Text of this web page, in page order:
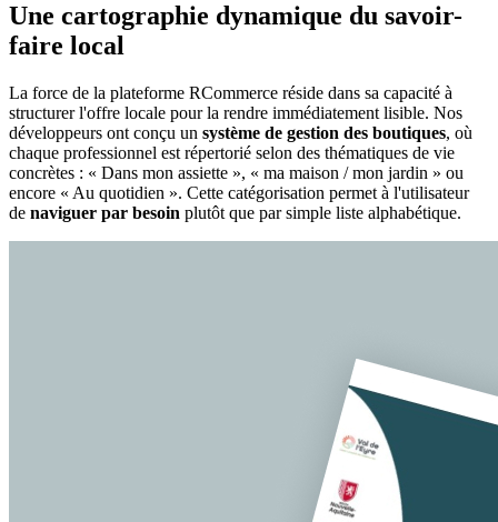
Une cartographie dynamique du savoir-
faire local
La force de la plateforme RCommerce réside dans sa capacité à
structurer l'offre locale pour la rendre immédiatement lisible. Nos
développeurs ont conçu un système de gestion des boutiques, où
chaque professionnel est répertorié selon des thématiques de vie
concrètes : « Dans mon assiette », « ma maison / mon jardin » ou
encore « Au quotidien ». Cette catégorisation permet à l'utilisateur
de naviguer par besoin plutôt que par simple liste alphabétique.